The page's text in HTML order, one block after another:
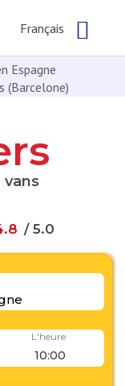
Français
Espagne
(Barcelone)
vans
.8 / 5.0
L'heure